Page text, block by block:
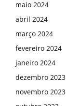
maio 2024
abril 2024
março 2024
fevereiro 2024
janeiro 2024
dezembro 2023
novembro 2023